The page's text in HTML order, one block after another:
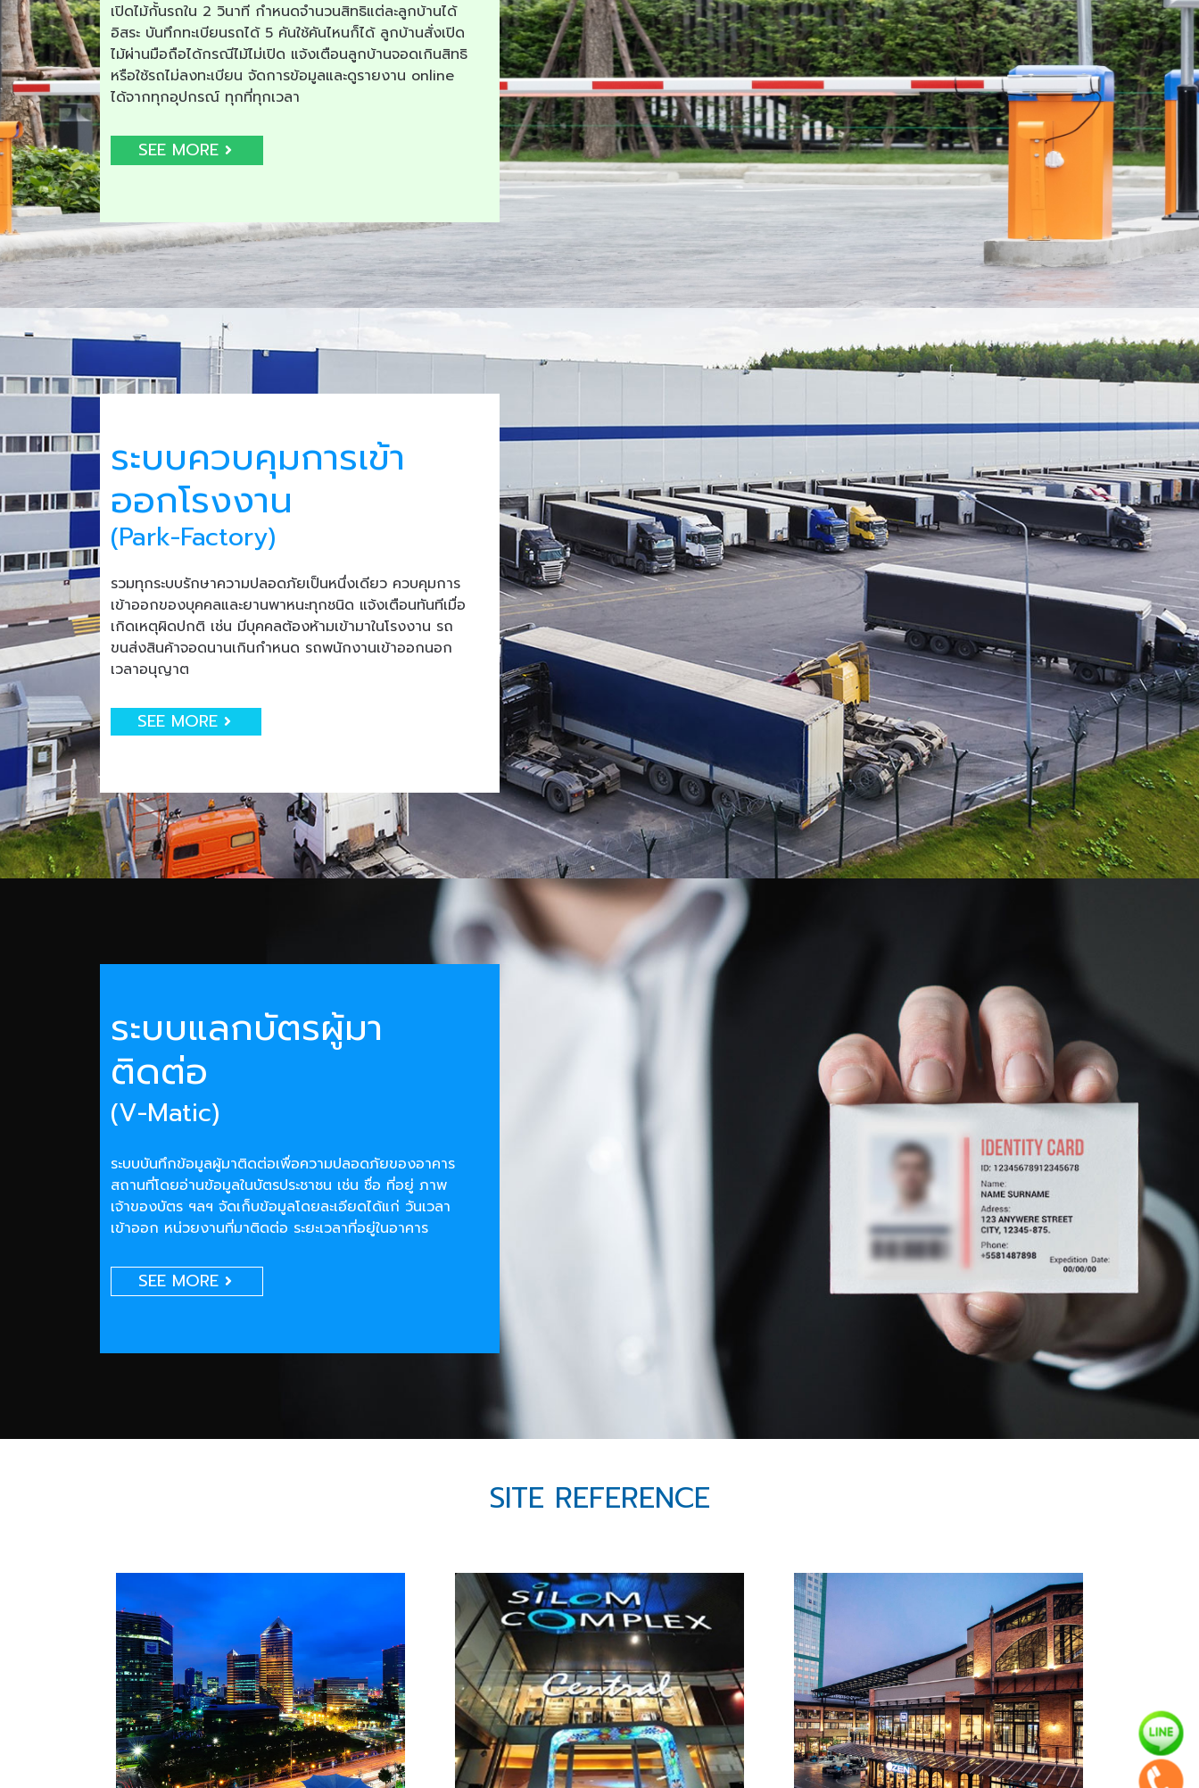
เปิดไม้กั้นรถใน 2 วินาที กำหนดจำนวนสิทธิแต่ละลูกบ้านได้
อิสระ บันทึกทะเบียนรถได้ 5 คันใช้คันไหนก็ได้ ลูกบ้านสั่งเปิด
ไม้ผ่านมือถือได้กรณีไม้ไม่เปิด แจ้งเตือนลูกบ้านจอดเกินสิทธิ
หรือใช้รถไม่ลงทะเบียน จัดการข้อมูลและดูรายงาน online
ได้จากทุกอุปกรณ์ ทุกที่ทุกเวลา
SEE MORE
ระบบควบคุมการเข้า
ออกโรงงาน
(Park-Factory)
รวมทุกระบบรักษาความปลอดภัยเป็นหนึ่งเดียว ควบคุมการ
เข้าออกของบุคคลและยานพาหนะทุกชนิด แจ้งเตือนทันทีเมื่อ
เกิดเหตุผิดปกติ เช่น มีบุคคลต้องห้ามเข้ามาในโรงงาน รถ
ขนส่งสินค้าจอดนานเกินกำหนด รถพนักงานเข้าออกนอก
เวลาอนุญาต
SEE MORE
ระบบแลกบัตรผู้มา
ติดต่อ
(V-Matic)
ระบบบันทึกข้อมูลผู้มาติดต่อเพื่อความปลอดภัยของอาคาร
สถานที่โดยอ่านข้อมูลในบัตรประชาชน เช่น ชื่อ ที่อยู่ ภาพ
เจ้าของบัตร ฯลฯ จัดเก็บข้อมูลโดยละเอียดได้แก่ วันเวลา
เข้าออก หน่วยงานที่มาติดต่อ ระยะเวลาที่อยู่ในอาคาร
SEE MORE
SITE REFERENCE